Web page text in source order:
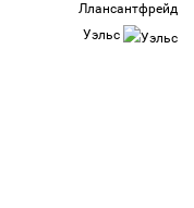
Ллансантфрейд
Уэльс